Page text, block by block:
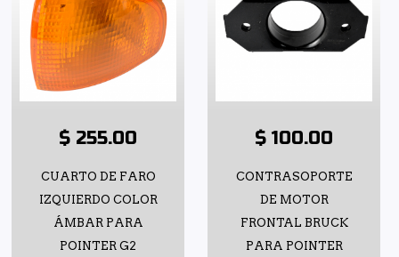
$ 255.00
CUARTO DE FARO
IZQUIERDO COLOR
ÁMBAR PARA
POINTER G2
$ 100.00
CONTRASOPORTE
DE MOTOR
FRONTAL BRUCK
PARA POINTER